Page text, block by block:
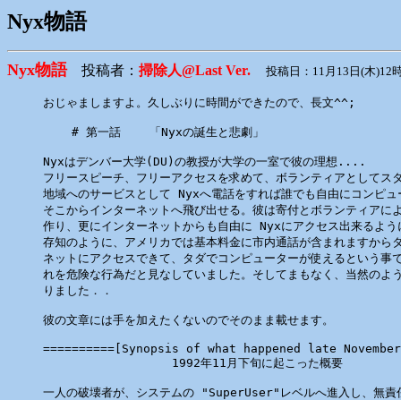
Nyx物語
Nyx物語投稿者： 掃除人@Last Ver. 投稿日：11月13日(木)12
おじゃましますよ。久しぶりに時間ができたので、長文^^;
    # 第一話    「Nyxの誕生と悲劇」
Nyxはデンバー大学(DU)の教授が大学の一室で彼の理想....
フリースピーチ、フリーアクセスを求めて、ボランティアとしてス
地域へのサービスとして Nyxへ電話をすれば誰でも自由にコンピュ
そこからインターネットへ飛び出せる。彼は寄付とボランティア
作り、更にインターネットからも自由に Nyxにアクセス出来るよう
存知のように、アメリカでは基本料金に市内通話が含まれますから
ネットにアクセスできて、タダでコンピューターが使えるという事
れを危険な行為だと見なしていました。そしてまもなく、当然のよ
りました．．
彼の文章には手を加えたくないのでそのまま載せます。
==========[Synopsis of what happened late
                  1992年11月下旬に起こった概要
一人の破壊者が、システムの "SuperUser"レベルへ進入し、無